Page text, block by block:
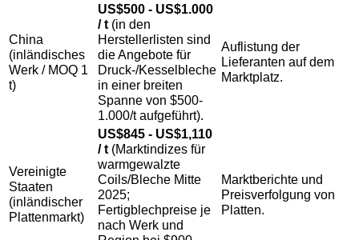
China
(inländisches
Werk / MOQ 1
t)
US$500 - US$1.000
/ t (in den
Herstellerlisten sind
die Angebote für
Druck-/Kesselbleche
in einer breiten
Spanne von $500-
1.000/t aufgeführt).
Auflistung der
Lieferanten auf dem
Marktplatz.
Vereinigte
Staaten
(inländischer
Plattenmarkt)
US$845 - US$1,110
/ t (Marktindizes für
warmgewalzte
Coils/Bleche Mitte
2025;
Fertigblechpreise je
nach Werk und
Marktberichte und
Preisverfolgung von
Platten.